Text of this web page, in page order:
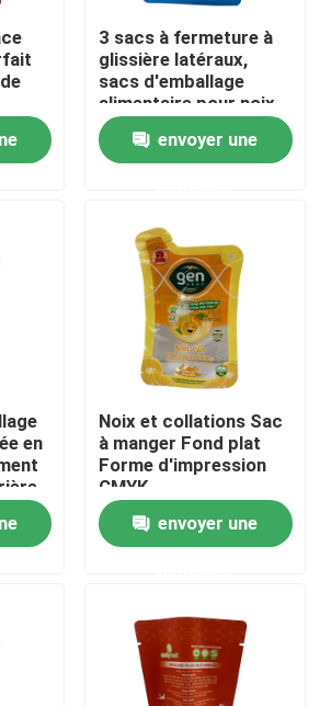
alimentaire
de bec
3 sacs à fermeture à
glissière latéraux,
sacs d'emballage
alimentaire pour noix
et stérilisation
personnalisée dans
l'industrie
envoyer une
en
Noix et collations Sac
à manger Fond plat
Forme d'impression
CMYK
envoyer une